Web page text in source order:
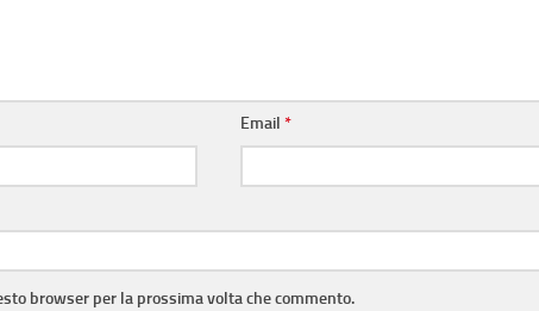
Email*
browser per la prossima volta che commento.